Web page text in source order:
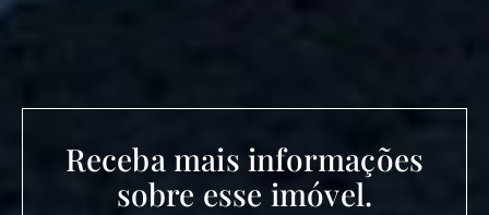
Receba mais informações
sobre esse imóvel.